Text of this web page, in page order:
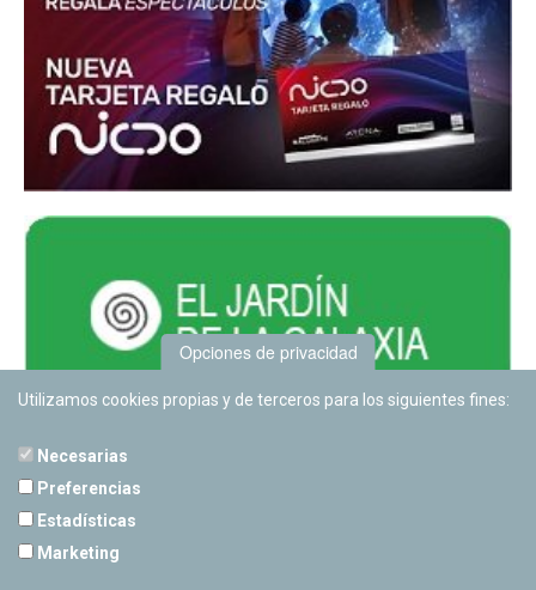
Opciones de privacidad
Utilizamos cookies propias y de terceros para los siguientes fines:
Necesarias
Preferencias
Estadísticas
Marketing